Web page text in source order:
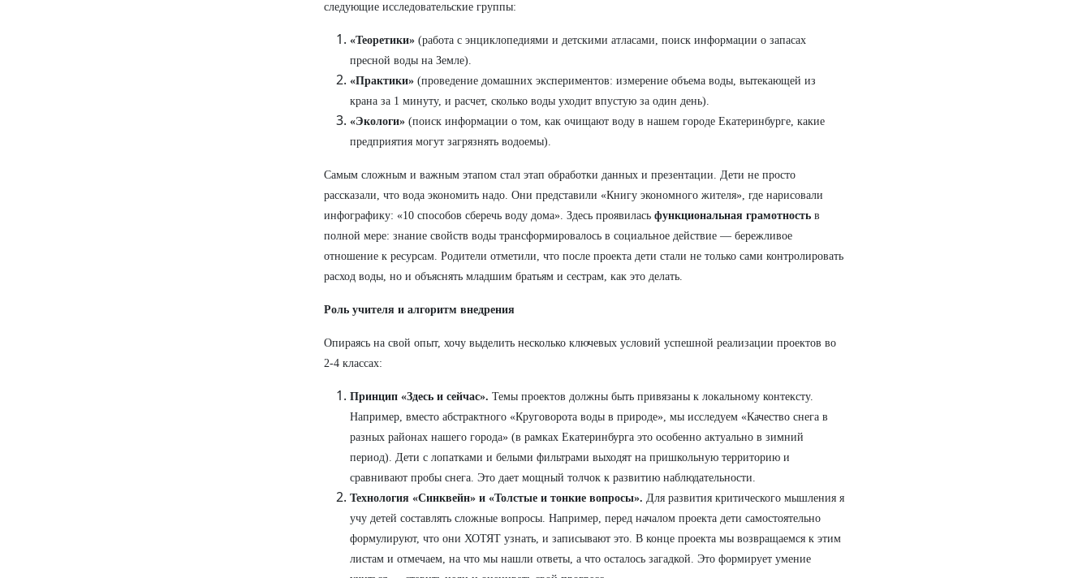
следующие исследовательские группы:
«Теоретики» (работа с энциклопедиями и детскими атласами, поиск информации о запасах
пресной воды на Земле).
«Практики» (проведение домашних экспериментов: измерение объема воды, вытекающей из
крана за 1 минуту, и расчет, сколько воды уходит впустую за один день).
«Экологи» (поиск информации о том, как очищают воду в нашем городе Екатеринбурге, какие
предприятия могут загрязнять водоемы).
Самым сложным и важным этапом стал этап обработки данных и презентации. Дети не просто
рассказали, что вода экономить надо. Они представили «Книгу экономного жителя», где нарисовали
инфографику: «10 способов сберечь воду дома». Здесь проявилась функциональная грамотность в
полной мере: знание свойств воды трансформировалось в социальное действие — бережливое
отношение к ресурсам. Родители отметили, что после проекта дети стали не только сами контролировать
расход воды, но и объяснять младшим братьям и сестрам, как это делать.
Роль учителя и алгоритм внедрения
Опираясь на свой опыт, хочу выделить несколько ключевых условий успешной реализации проектов во
2-4 классах:
Принцип «Здесь и сейчас». Темы проектов должны быть привязаны к локальному контексту.
Например, вместо абстрактного «Круговорота воды в природе», мы исследуем «Качество снега в
разных районах нашего города» (в рамках Екатеринбурга это особенно актуально в зимний
период). Дети с лопатками и белыми фильтрами выходят на пришкольную территорию и
сравнивают пробы снега. Это дает мощный толчок к развитию наблюдательности.
Технология «Синквейн» и «Толстые и тонкие вопросы». Для развития критического мышления я
учу детей составлять сложные вопросы. Например, перед началом проекта дети самостоятельно
формулируют, что они ХОТЯТ узнать, и записывают это. В конце проекта мы возвращаемся к этим
листам и отмечаем, на что мы нашли ответы, а что осталось загадкой. Это формирует умение